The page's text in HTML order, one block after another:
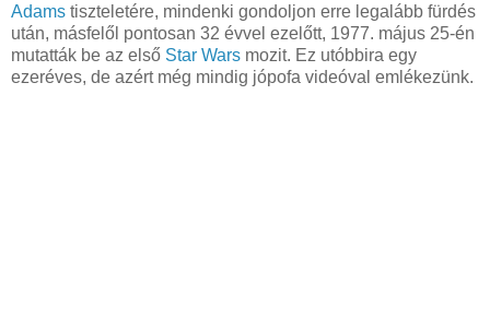
Adams tiszteletére, mindenki gondoljon erre legalább fürdés
után, másfelől pontosan 32 évvel ezelőtt, 1977. május 25-én
mutatták be az első Star Wars mozit. Ez utóbbira egy
ezeréves, de azért még mindig jópofa videóval emlékezünk.